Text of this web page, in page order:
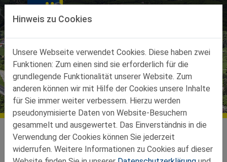
Direkt zur Hauptnavigation springen
Direkt zum Inhalt springen
Bildergalerien
pressbaum.noe-senioren.at
Galerien
Wanderung Hochramalpe 21. Mai 2025
Hinweis zu Cookies
Unsere Webseite verwendet Cookies. Diese haben zwei
Funktionen: Zum einen sind sie erforderlich für die
grundlegende Funktionalität unserer Website. Zum
anderen können wir mit Hilfe der Cookies unsere Inhalte
für Sie immer weiter verbessern. Hierzu werden
pseudonymisierte Daten von Website-Besuchern
gesammelt und ausgewertet. Das Einverständnis in die
Verwendung der Cookies können Sie jederzeit
widerrufen. Weitere Informationen zu Cookies auf dieser